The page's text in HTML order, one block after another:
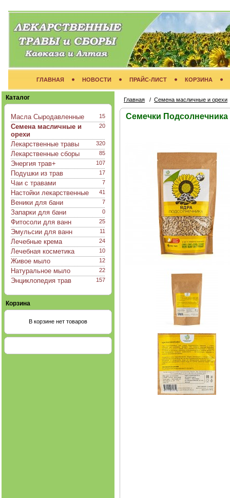
ГЛАВНАЯ НОВОСТИ ПРАЙС-ЛИСТ КОРЗИНА
Каталог
15
Масла Сыродавленные
20
Семена масличные и
орехи
320
Лекарственные травы
85
Лекарственные сборы
107
Энергия трав+
17
Подушки из трав
7
Чаи с травами
41
Настойки лекарственные
7
Веники для бани
0
Запарки для бани
25
Фитосоли для ванн
11
Эмульсии для ванн
24
Лечебные крема
10
Лечебная косметика
12
Живое мыло
22
Натуральное мыло
157
Энциклопедия трав
Корзина
В корзине нет товаров
Главная / Семена масличные и орехи
Семечки